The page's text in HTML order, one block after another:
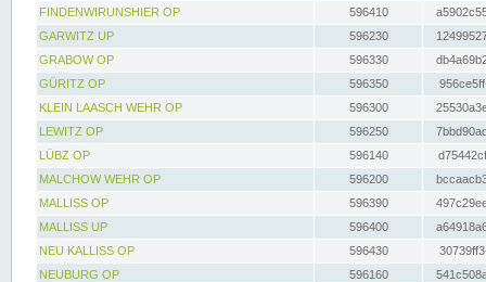
FINDENWIRUNSHIER OP
596410
GARWITZ UP
596230
GRABOW OP
596330
GÜRITZ OP
596350
KLEIN LAASCH WEHR OP
596300
LEWITZ OP
596250
LÜBZ OP
596140
MALCHOW WEHR OP
596200
MALLISS OP
596390
MALLISS UP
596400
NEU KALLISS OP
596430
NEUBURG OP
596160